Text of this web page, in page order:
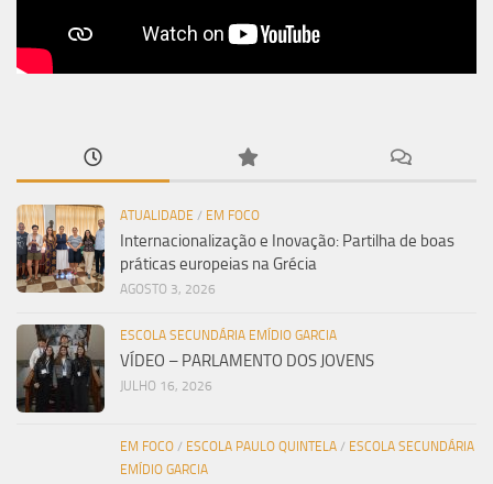
ATUALIDADE / EM FOCO
Internacionalização e Inovação: Partilha de boas
práticas europeias na Grécia
AGOSTO 3, 2026
ESCOLA SECUNDÁRIA EMÍDIO GARCIA
VÍDEO – PARLAMENTO DOS JOVENS
JULHO 16, 2026
EM FOCO / ESCOLA PAULO QUINTELA / ESCOLA SECUNDÁRIA
EMÍDIO GARCIA